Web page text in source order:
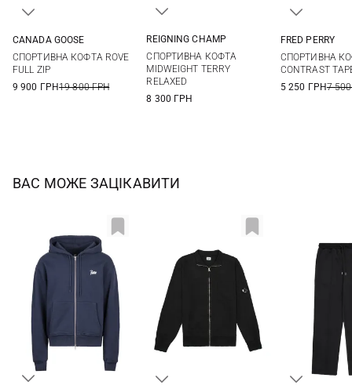
XXL
CANADA GOOSE
СПОРТИВНА КОФТА ROVE
FULL ZIP
9 900 ГРН19 800 ГРН
XXL
REIGNING CHAMP
СПОРТИВНА КОФТА
MIDWEIGHT TERRY
RELAXED
8 300 ГРН
XXL
FRED PERRY
СПОРТИВНА
CONTRAST
5 250 ГРН7
ВАС МОЖЕ ЗАЦІКАВИТИ